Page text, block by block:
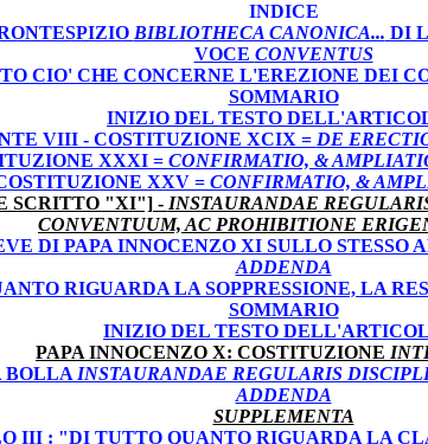
INDICE
BIBLIOTHECA CANONICA... DI
VOCE CONVENTUS
CIO' CHE CONCERNE L'EREZIONE DEI
SOMMARIO
INIZIO DEL TESTO
VIII - COSTITUZIONE XCIX = DE
XXXI = CONFIRMATIO, &
XXV = CONFIRMATIO, &
SCRITTO "XI"] - INSTAURANDAE
CONVENTUUM, AC PROHIBITIONE
DI PAPA INNOCENZO XI SULLO STESSO
ADDENDA
RIGUARDA LA SOPPRESSIONE, LA
SOMMARIO
INIZIO DEL TESTO
PAPA INNOCENZO X: COSTITUZIONE
BOLLA INSTAURANDAE REGULARIS
ADDENDA
SUPPLEMENTA
III : "DI TUTTO QUANTO RIGUARDA LA